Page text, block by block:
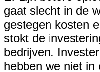
gaat slecht in de
gestegen kosten
stokt de
bedrijven.
hebben we niet